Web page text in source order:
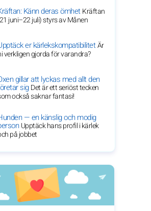
Känn deras ömhetKräftan
juni–22 juli) styrs av Månen
er kärlekskompatibilitetÄr
verkligen gjorda för varandra?
gillar att lyckas med allt den
sigDet är ett seriöst tecken
också saknar fantasi!
— en känslig och modig
Upptäck hans profil i kärlek
på jobbet